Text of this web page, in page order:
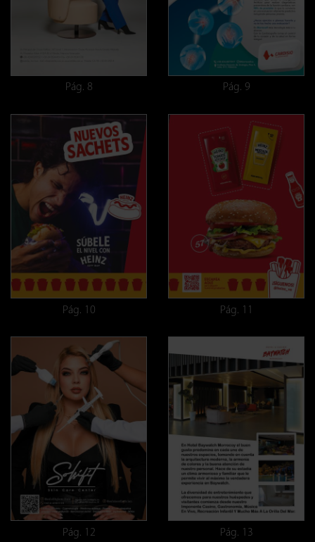
Pág. 8 Pág. 9
Pág. 10 Pág. 11
Pág. 12 Pág. 13